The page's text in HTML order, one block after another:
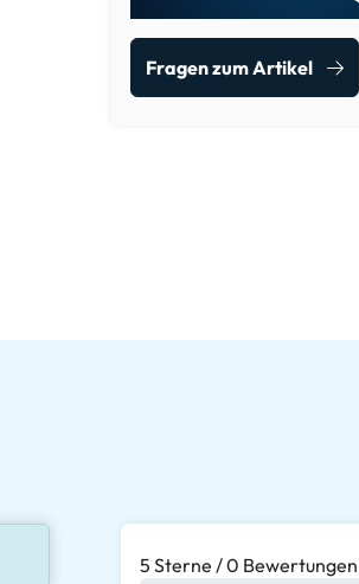
Fragen zum Artikel
5 Sterne / 0 Bewertungen